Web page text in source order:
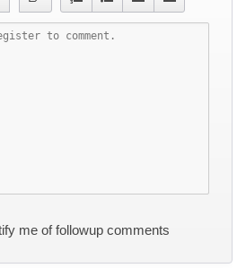
me of followup comments